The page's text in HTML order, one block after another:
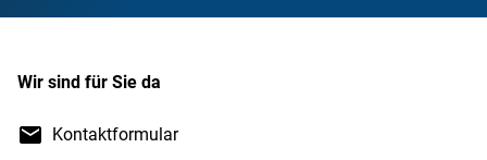
Wir sind für Sie da
Kontaktformular